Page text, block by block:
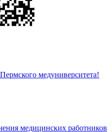
медуниверситета!
медицинских работников